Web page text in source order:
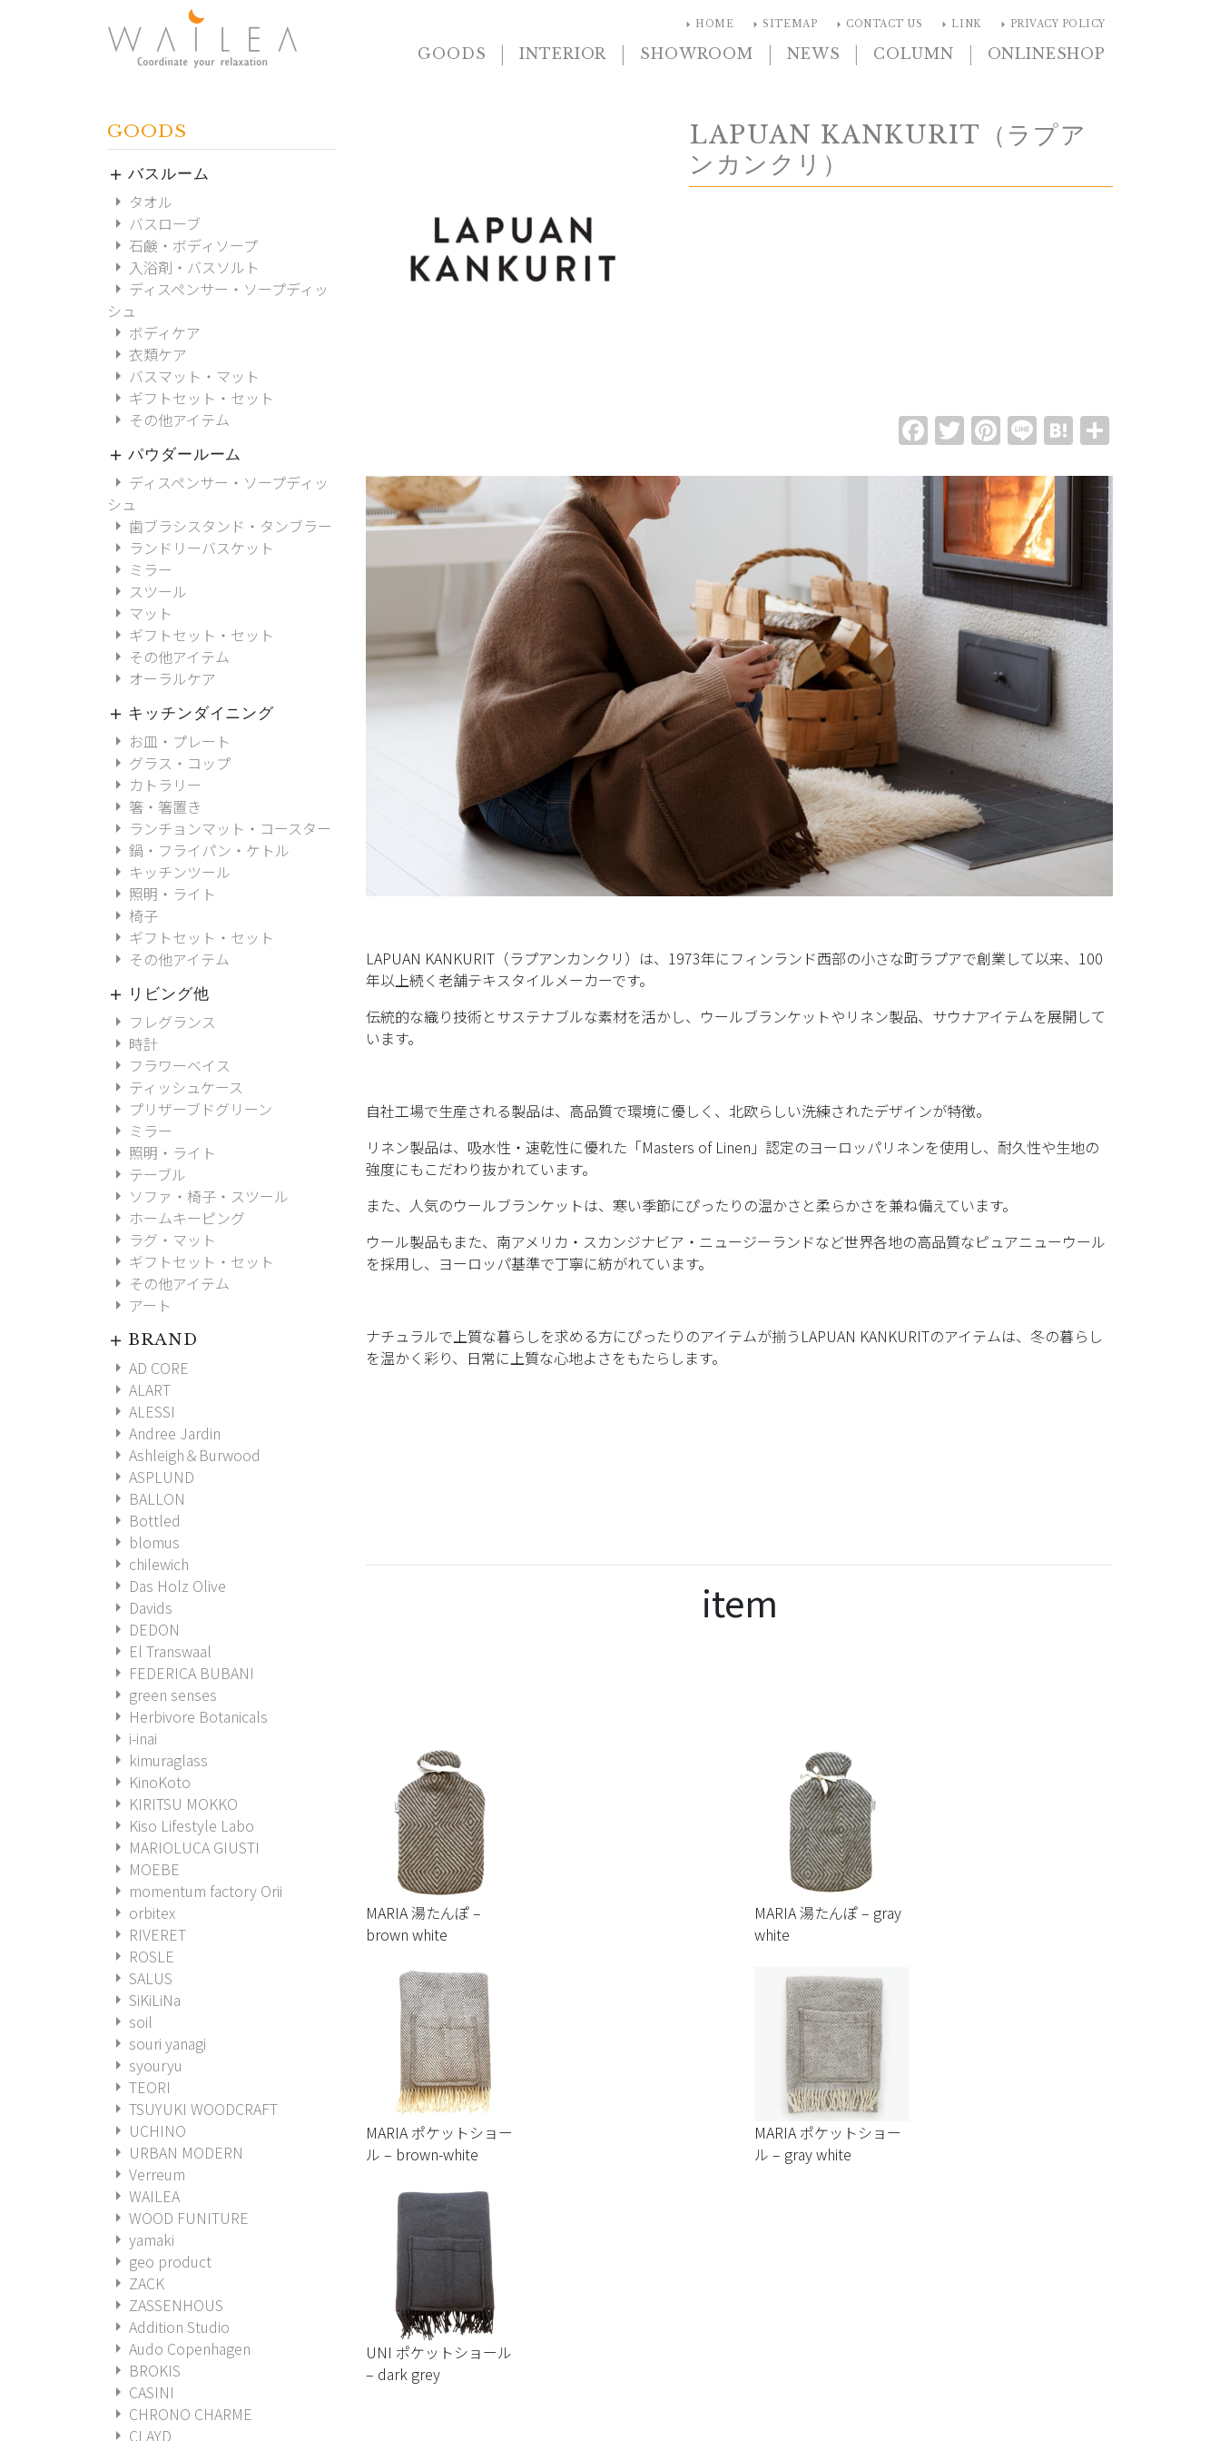
arrow_right HOME arrow_right SITEMAP arrow_right CONTACT US arrow_right LINK arrow_right PRIVACY POLICY
GOODS | INTERIOR | SHOWROOM | NEWS | COLUMN | ONLINESHOP
GOODS
add バスルーム
arrow_right タオル
arrow_right バスローブ
arrow_right 石鹸・ボディソープ
arrow_right 入浴剤・バスソルト
arrow_right ディスペンサー・ソープディッ
シュ
arrow_right ボディケア
arrow_right 衣類ケア
arrow_right バスマット・マット
arrow_right ギフトセット・セット
arrow_right その他アイテム
add パウダールーム
arrow_right ディスペンサー・ソープディッ
シュ
arrow_right 歯ブラシスタンド・タンブラー
arrow_right ランドリーバスケット
arrow_right ミラー
arrow_right スツール
arrow_right マット
arrow_right ギフトセット・セット
arrow_right その他アイテム
arrow_right オーラルケア
add キッチンダイニング
arrow_right お皿・プレート
arrow_right グラス・コップ
arrow_right カトラリー
arrow_right 箸・箸置き
arrow_right ランチョンマット・コースター
arrow_right 鍋・フライパン・ケトル
arrow_right キッチンツール
arrow_right 照明・ライト
arrow_right 椅子
arrow_right ギフトセット・セット
arrow_right その他アイテム
add リビング他
arrow_right フレグランス
arrow_right 時計
arrow_right フラワーベイス
arrow_right ティッシュケース
arrow_right プリザーブドグリーン
arrow_right ミラー
arrow_right 照明・ライト
arrow_right テーブル
arrow_right ソファ・椅子・スツール
arrow_right ホームキーピング
arrow_right ラグ・マット
arrow_right ギフトセット・セット
arrow_right その他アイテム
arrow_right アート
add BRAND
arrow_right AD CORE
arrow_right ALART
arrow_right ALESSI
arrow_right Andree Jardin
arrow_right Ashleigh＆Burwood
arrow_right ASPLUND
arrow_right BALLON
arrow_right Bottled
arrow_right blomus
arrow_right chilewich
arrow_right Das Holz Olive
arrow_right Davids
arrow_right DEDON
arrow_right El Transwaal
arrow_right FEDERICA BUBANI
arrow_right green senses
arrow_right Herbivore Botanicals
arrow_right i-inai
arrow_right kimuraglass
arrow_right KinoKoto
arrow_right KIRITSU MOKKO
arrow_right Kiso Lifestyle Labo
arrow_right MARIOLUCA GIUSTI
arrow_right MOEBE
arrow_right momentum factory Orii
arrow_right orbitex
arrow_right RIVERET
arrow_right ROSLE
arrow_right SALUS
arrow_right SiKiLiNa
arrow_right soil
arrow_right souri yanagi
arrow_right syouryu
arrow_right TEORI
arrow_right TSUYUKI WOODCRAFT
arrow_right UCHINO
arrow_right URBAN MODERN
arrow_right Verreum
arrow_right WAILEA
arrow_right WOOD FUNITURE
arrow_right yamaki
arrow_right geo product
arrow_right ZACK
arrow_right ZASSENHOUS
arrow_right Addition Studio
arrow_right Audo Copenhagen
arrow_right BROKIS
arrow_right CASINI
arrow_right CHRONO CHARME
arrow_right CLAYD
LAPUAN KANKURIT（ラプア
ンカンクリ）
Facebook
Twitter
Pinterest
LineHatena
LAPUAN KANKURIT（ラプアンカンクリ）は、1973年にフィンランド西部の小さな町ラプアで創業して以来、100
年以上続く老舗テキスタイルメーカーです。
伝統的な織り技術とサステナブルな素材を活かし、ウールブランケットやリネン製品、サウナアイテムを展開して
います。
自社工場で生産される製品は、高品質で環境に優しく、北欧らしい洗練されたデザインが特徴。
リネン製品は、吸水性・速乾性に優れた「Masters of Linen」認定のヨーロッパリネンを使用し、耐久性や生地の
強度にもこだわり抜かれています。
また、人気のウールブランケットは、寒い季節にぴったりの温かさと柔らかさを兼ね備えています。
ウール製品もまた、南アメリカ・スカンジナビア・ニュージーランドなど世界各地の高品質なピュアニューウール
を採用し、ヨーロッパ基準で丁寧に紡がれています。
ナチュラルで上質な暮らしを求める方にぴったりのアイテムが揃うLAPUAN KANKURITのアイテムは、冬の暮らし
を温かく彩り、日常に上質な心地よさをもたらします。
item
MARIA 湯たんぽ –
brown white
MARIA 湯たんぽ – gray
white
MARIA ポケットショー
ル – brown-white
MARIA ポケットショー
ル – gray white
UNI ポケットショール
– dark grey